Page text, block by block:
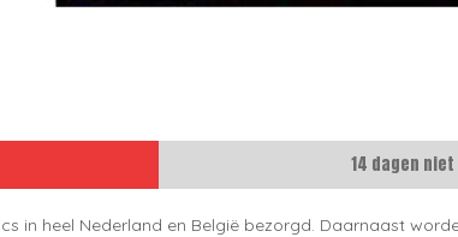
14 dagen
in heel Nederland en België bezorgd. Daarnaast